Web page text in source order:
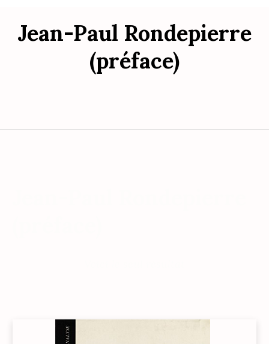
Jean-Paul Rondepierre
(préface)